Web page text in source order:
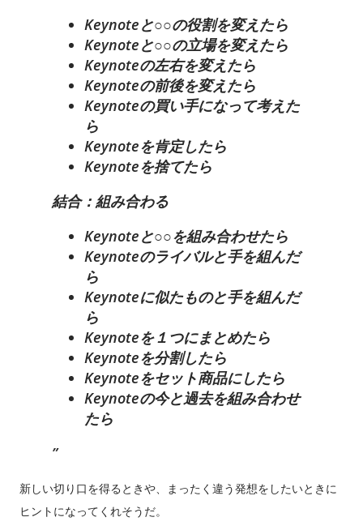
Keynoteと○○の役割を変えたら
Keynoteと○○の立場を変えたら
Keynoteの左右を変えたら
Keynoteの前後を変えたら
Keynoteの買い手になって考えた
ら
Keynoteを肯定したら
Keynoteを捨てたら
結合：組み合わる
Keynoteと○○を組み合わせたら
Keynoteのライバルと手を組んだ
ら
Keynoteに似たものと手を組んだ
ら
Keynoteを１つにまとめたら
Keynoteを分割したら
Keynoteをセット商品にしたら
Keynoteの今と過去を組み合わせ
たら
新しい切り口を得るときや、まったく違う発想をしたいときに
ヒントになってくれそうだ。